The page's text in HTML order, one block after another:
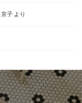
京子 より